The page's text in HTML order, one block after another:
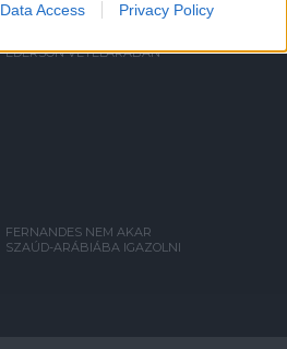
Data Access Privacy Policy
EDERSON VÉTELÁRÁBAN
FERNANDES NEM AKAR
SZAÚD-ARÁBIÁBA IGAZOLNI